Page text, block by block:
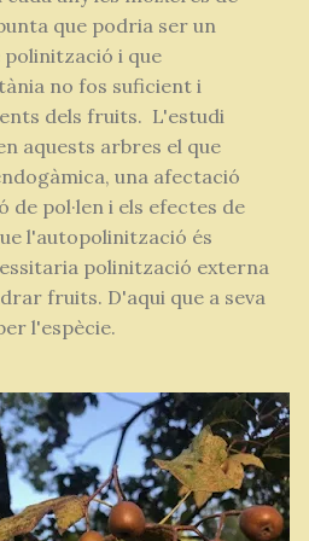
que podria ser un
polinització i que
no fos suficient i
dels fruits. L'estudi
aquests arbres el que
una afectació
pol·len i els efectes de
l'autopolinització és
polinització externa
fruits. D'aqui que a seva
l'espècie.